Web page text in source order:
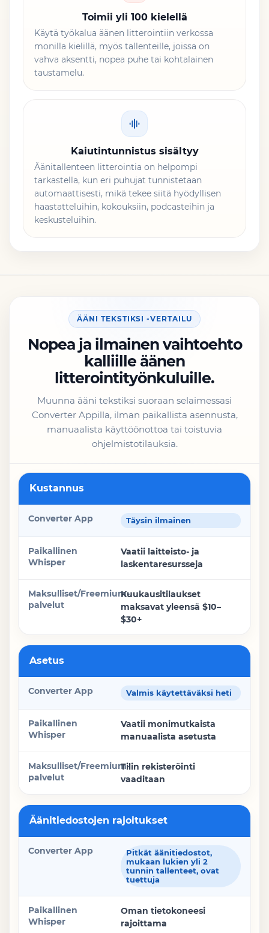
Toimii yli 100 kielellä
Käytä työkalua äänen litterointiin verkossa
monilla kielillä, myös tallenteille, joissa on
vahva aksentti, nopea puhe tai kohtalainen
taustamelu.
Kaiutintunnistus sisältyy
Äänitallenteen litterointia on helpompi
tarkastella, kun eri puhujat tunnistetaan
automaattisesti, mikä tekee siitä hyödyllisen
haastatteluihin, kokouksiin, podcasteihin ja
keskusteluihin.
ÄÄNI TEKSTIKSI -VERTAILU
Nopea ja ilmainen vaihtoehto
kalliille äänen
litterointityönkuluille.
Muunna ääni tekstiksi suoraan selaimessasi
Converter Appilla, ilman paikallista asennusta,
manuaalista käyttöönottoa tai toistuvia
ohjelmistotilauksia.
Ominaisuus
Paikallinen Whisper
Kustannus
Täysin ilmainen
Vaatii laitteisto- ja
laskentaresursseja
Kuukausitilaukset
maksavat yleensä $10–
$30+
Asetus
Valmis käytettäväksi heti
Vaatii monimutkaista
manuaalista asetusta
Tilin rekisteröinti
vaaditaan
Äänitiedostojen rajoitukset
Pitkät äänitiedostot,
mukaan lukien yli 2
tunnin tallenteet, ovat
tuettuja
Oman tietokoneesi
rajoittama